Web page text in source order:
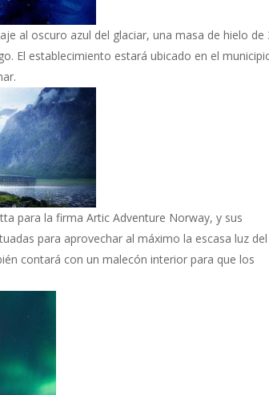
al oscuro azul del glaciar, una masa de hielo de
El establecimiento estará ubicado en el
para la firma Artic Adventure Norway, y sus
para aprovechar al máximo la escasa luz del
contará con un malecón interior para que los